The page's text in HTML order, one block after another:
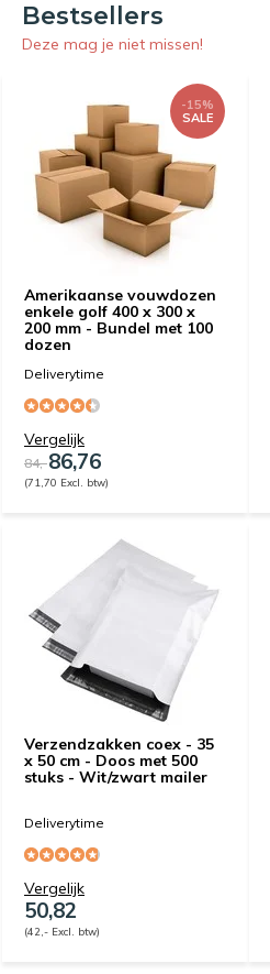
Bestsellers
Deze mag je niet missen!
Amerikaanse vouwdozen
enkele golf 400 x 300 x
200 mm - Bundel met 100
dozen
-15%
SALE
Deliverytime
Vergelijk
84,-86,76
(71,70 Excl. btw)
Verzendzakken coex - 35
x 50 cm - Doos met 500
stuks - Wit/zwart mailer
Deliverytime
Vergelijk
50,82
(42,- Excl. btw)